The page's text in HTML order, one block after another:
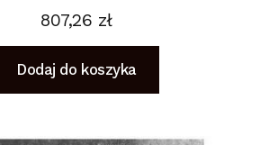
807,26 zł
Dodaj do koszyka